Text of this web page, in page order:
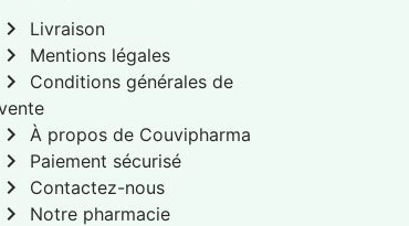
chevron_right Livraison
chevron_right Mentions légales
chevron_right
Conditions générales de
chevron_right À propos de Couvipharma
chevron_right Paiement sécurisé
chevron_right Contactez-nous
chevron_right Notre pharmacie